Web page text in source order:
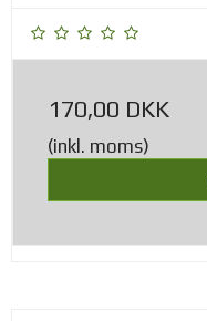
170,00 DKK
(inkl. moms)